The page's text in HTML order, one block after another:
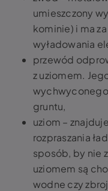
umieszczony
kominie) i ma
wyładowania
przewód
z uziomem.
gruntu,
uziom –
rozpraszania
sposób, by nie
uziomem są
wodne czy